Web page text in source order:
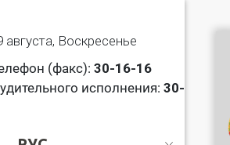
августа, Воскресенье
(факс): 30-16-16
исполнения: 30-